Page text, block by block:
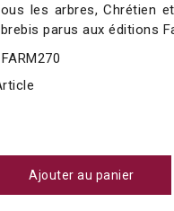
les arbres, Chrétien
parus aux éditions
FARM270
Ajouter au panier